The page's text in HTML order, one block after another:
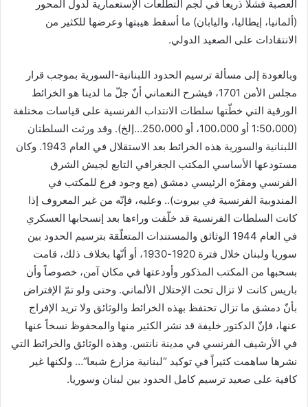
العصبة فشلاً ذريعاً في لجم التطلّعات الإستعمارية لدول المحور
(ألمانيا، إيطاليا، واليابان) ما أسقط هيبتها وعرضها للكثير من
الانتقادات على الصعيد الدولي.
وبالعودة إلى مسألة ترسيم الحدود اللبنانية-السورية بموجب قرار
مجلس الأمن 1701، فيشرح النعماني أنّ جلّ ما لدينا هو الخرائط
الورقية التي خطّتها سلطات الانتداب الفرنسية على قياسات مختلفة
(1:50،000 أو 100،000، أو 250،000…إلخ). وقد ورثت السلطتان
اللبنانية والسورية هذه الخرائط بعد الاستقلال في العام 1943. وكان
مستودعها الأساسي المكتب الجغرافي التابع لجيش الشرق
الفرنسي ومقرّه الرئيسي دمشق (مع وجود فرع للمكتب في
المندوبية الفرنسية في بيروت).. وعليه، فإنّه من غير المعروف إذا
كانت السلطات الفرنسية قد خلّفت وراءها بعد إنسحابها العسكري
في العام 1944 الوثائق والمستندات المتعلّقة بترسيم الحدود بين
سوريا ولبنان خلال فترة 1920-1930، أو أنّها بخلاف ذلك، قامت
بسحبها من المكتب المذكور وأودعتها في مكان آمن، خصوصاً وأن
باريس كانت لا تزال تحت الإحتلال الألماني. وحتى ولو تمّ الإفتراض
بأنّ دمشق ما تزال تحتفظ بهذه الخرائط والوثائق ولا تريد الإفراج
عنها، فإنّ الدكتور خليفة قد نشر الكثير منها والمحفوظ نسخاً عنها
في الأرشيف الفرنسي في مدينة نانتس. وهذه الوثائق والخرائط التي
نشرها ساهمت كثيراً في توكيد “لبنانية مزارع شبعا”… ولكنها غير
كافية على صعيد ترسيم كامل الحدود بين لبنان وسوريا.